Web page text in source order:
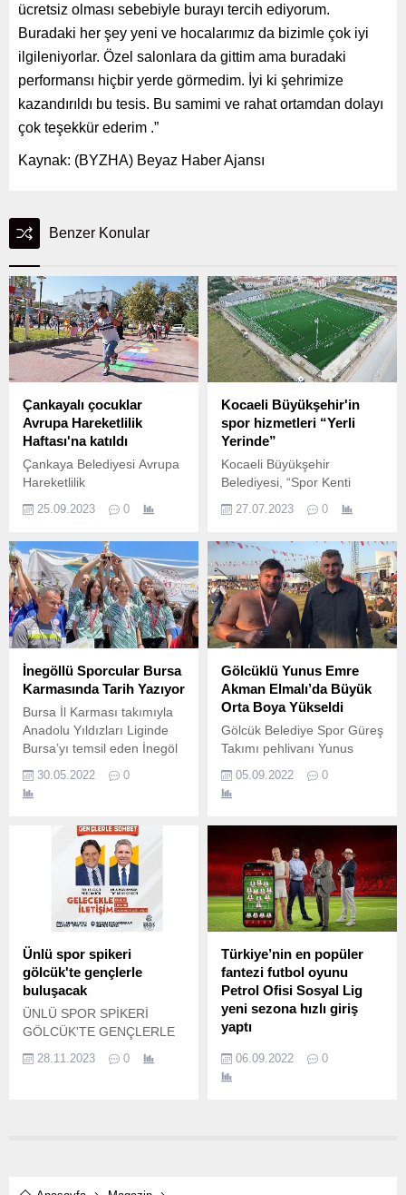
ücretsiz olması sebebiyle burayı tercih ediyorum.
Buradaki her şey yeni ve hocalarımız da bizimle çok iyi
ilgileniyorlar. Özel salonlara da gittim ama buradaki
performansı hiçbir yerde görmedim. İyi ki şehrimize
kazandırıldı bu tesis. Bu samimi ve rahat ortamdan dolayı
çok teşekkür ederim .”
Kaynak: (BYZHA) Beyaz Haber Ajansı
Benzer Konular
Çankayalı çocuklar
Avrupa Hareketlilik
Haftası'na katıldı
Çankaya Belediyesi Avrupa
Hareketlilik
"Şehrini Keşfet/ Gelecek
etkinlik düzenledi.
25.09.2023 0
Kocaeli Büyükşehir'in
spor hizmetleri “Yerli
Yerinde”
Kocaeli Büyükşehir
Belediyesi, “Spor Kenti
gerçekleştirmek için çocuk,
vatandaşların spor
yapmasına imkan veren
mekanlar oluşturuyor, 7’den
77’ye herkesin spor
yapması için fırsatlar
sunuyor.
27.07.2023 0
İnegöllü Sporcular Bursa
Karmasında Tarih Yazıyor
Bursa İl Karması takımıyla
Anadolu Yıldızları Liginde
Bursa’yı temsil eden İnegöl
Oryantiring sporcuları,
Erzincan’da yapılan
Şampiyonu oldu.
30.05.2022 0
Gölcüklü Yunus Emre
Akman Elmalı’da Büyük
Orta Boya Yükseldi
Gölcük Belediye Spor Güreş
Takımı pehlivanı Yunus
05.09.2022 0
Ünlü spor spikeri
gölcük'te gençlerle
buluşacak
ÜNLÜ SPOR SPİKERİ
GÖLCÜK'TE GENÇLERLE
Belediyesi; TRT Spor
28.11.2023 0
Türkiye’nin en popüler
fantezi futbol oyunu
Petrol Ofisi Sosyal Lig
yeni sezona hızlı giriş
yaptı
Takımı Kur, Kazanmak İçin
Oyna!” Yüzde yüz Petrol
06.09.2022 0